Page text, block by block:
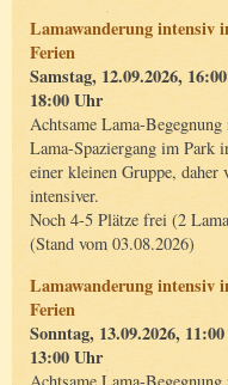
Lamawanderung intensiv
Ferien
Samstag, 12.09.2026,
18:00 Uhr
Achtsame Lama-
Lama-Spaziergang im Park
einer kleinen Gruppe, daher
intensiver.
Noch 4-5 Plätze frei (2
(Stand vom 03.08.2026)
Lamawanderung intensiv
Ferien
Sonntag, 13.09.2026,
13:00 Uhr
Achtsame Lama-